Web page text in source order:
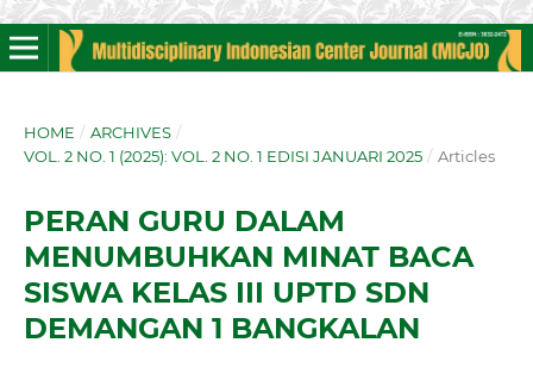
HOME / ARCHIVES /
VOL. 2 NO. 1 (2025): VOL. 2 NO. 1 EDISI JANUARI 2025 / Articles
PERAN GURU DALAM
MENUMBUHKAN MINAT BACA
SISWA KELAS III UPTD SDN
DEMANGAN 1 BANGKALAN